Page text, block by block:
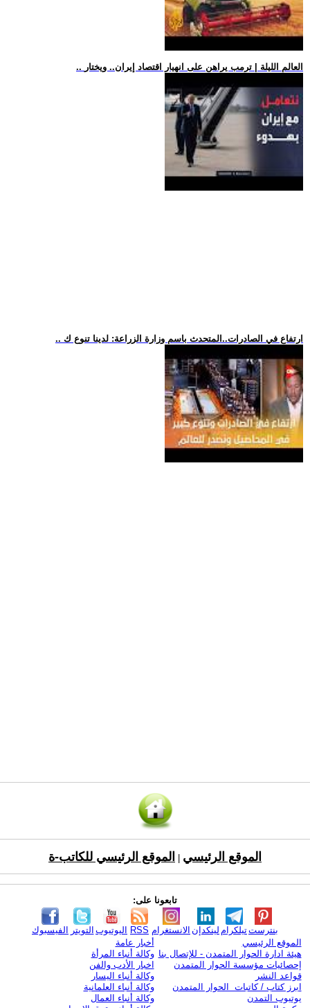
.. العالم الليلة | ترمب يراهن على انهيار اقتصاد إيران.. ويختار
.. ارتفاع في الصادرات..المتحدث باسم وزارة الزراعة: لدينا تنوع ك
الموقع الرئيسي الموقع الرئيسي للكاتب-ة
تابعونا على:
الفيسبوك التويتر اليوتيوب RSS الانستغرام لينكدإن تيلكرامبنترست
الموقع الرئيسي
هيئة ادارة الحوار المتمدن - للإتصال بنا
إحصائيات مؤسسة الحوار المتمدن
قواعد النشر
ابرز كتاب / كاتبات الحوار المتمدن
يوتيوب التمدن
أخبار عامة
وكالة أنباء المرأة
اخبار الأدب والفن
وكالة أنباء اليسار
وكالة أنباء العلمانية
وكالة أنباء العمال